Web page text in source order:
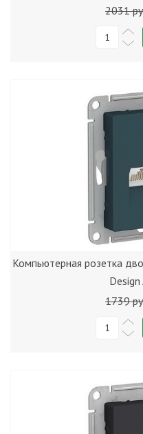
2031
Компьютерная розетка
1739